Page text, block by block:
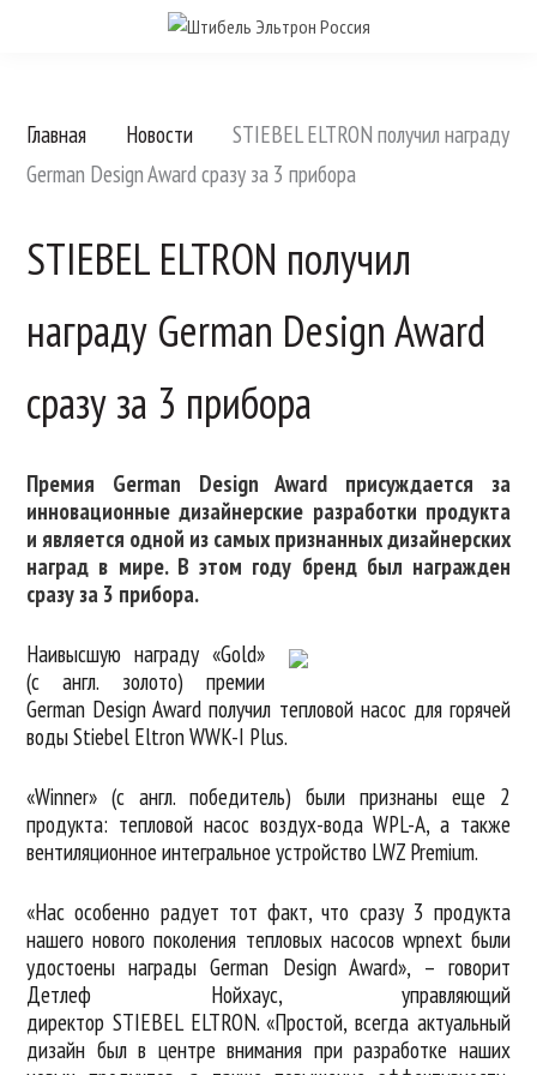
Главная Новости
STIEBEL ELTRON получил награду
German Design Award сразу за 3 прибора
STIEBEL ELTRON получил
награду German Design Award
сразу за 3 прибора
Премия German Design Award присуждается за
инновационные дизайнерские разработки продукта
и является одной из самых признанных дизайнерских
наград в мире. В этом году бренд был награжден
сразу за 3 прибора.
Наивысшую награду «Gold»
(с англ. золото) премии
German Design Award получил тепловой насос для горячей
воды Stiebel Eltron WWK-I Plus.
«Winner» (с англ. победитель) были признаны еще 2
продукта: тепловой насос воздух-вода WPL-A, а также
вентиляционное интегральное устройство LWZ Premium.
«Нас особенно радует тот факт, что сразу 3 продукта
нашего нового поколения тепловых насосов wpnext были
удостоены награды German Design Award», – говорит
Детлеф Нойхаус, управляющий
директор STIEBEL ELTRON. «Простой, всегда актуальный
дизайн был в центре внимания при разработке наших